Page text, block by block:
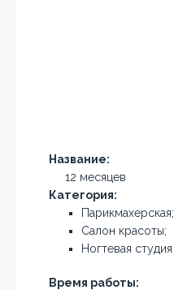
Название:
12 месяцев
Категория:
Парикмахерская;
Салон красоты;
Ногтевая студия
Время работы: